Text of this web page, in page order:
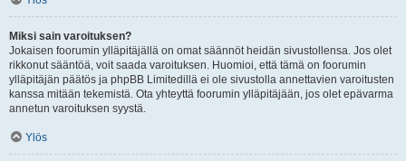
Miksi sain varoituksen?
Jokaisen foorumin ylläpitäjällä on omat säännöt heidän sivustollensa. Jos olet
rikkonut sääntöä, voit saada varoituksen. Huomioi, että tämä on foorumin
ylläpitäjän päätös ja phpBB Limitedillä ei ole sivustolla annettavien varoitusten
kanssa mitään tekemistä. Ota yhteyttä foorumin ylläpitäjään, jos olet epävarma
annetun varoituksen syystä.
Ylös